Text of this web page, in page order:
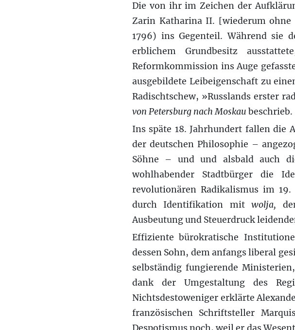
Die von ihr im Zeichen der
Zarin Katharina II. [wiederum ohne
1796) ins Gegenteil. Während sie
erblichem Grundbesitz
Reformkommission ins Auge
ausgebildete Leibeigenschaft zu
Radischtschew, »Russlands erster
von Petersburg nach Moskau beschrieb.
Ins späte 18. Jahrhundert fallen die
der deutschen Philosophie –
Söhne – und und alsbald auch
wohlhabender Stadtbürger die
revolutionären Radikalismus im
durch Identifikation mitwolja,
Ausbeutung und Steuerdruck
Effiziente bürokratische
dessen Sohn, dem anfangs liberal
selbständig fungierende
dank der Umgestaltung des
Nichtsdestoweniger erklärte
französischen Schriftsteller